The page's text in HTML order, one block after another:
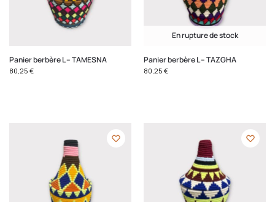
Panier berbère L – TAMESNA
80,25 €
En rupture de stock
Panier berbère L – TAZGHA
80,25 €